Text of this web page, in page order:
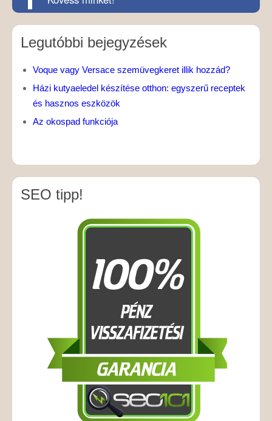
Legutóbbi bejegyzések
Voque vagy Versace szemüvegkeret illik hozzád?
Házi kutyaeledel készítése otthon: egyszerű receptek
és hasznos eszközök
Az okospad funkciója
SEO tipp!